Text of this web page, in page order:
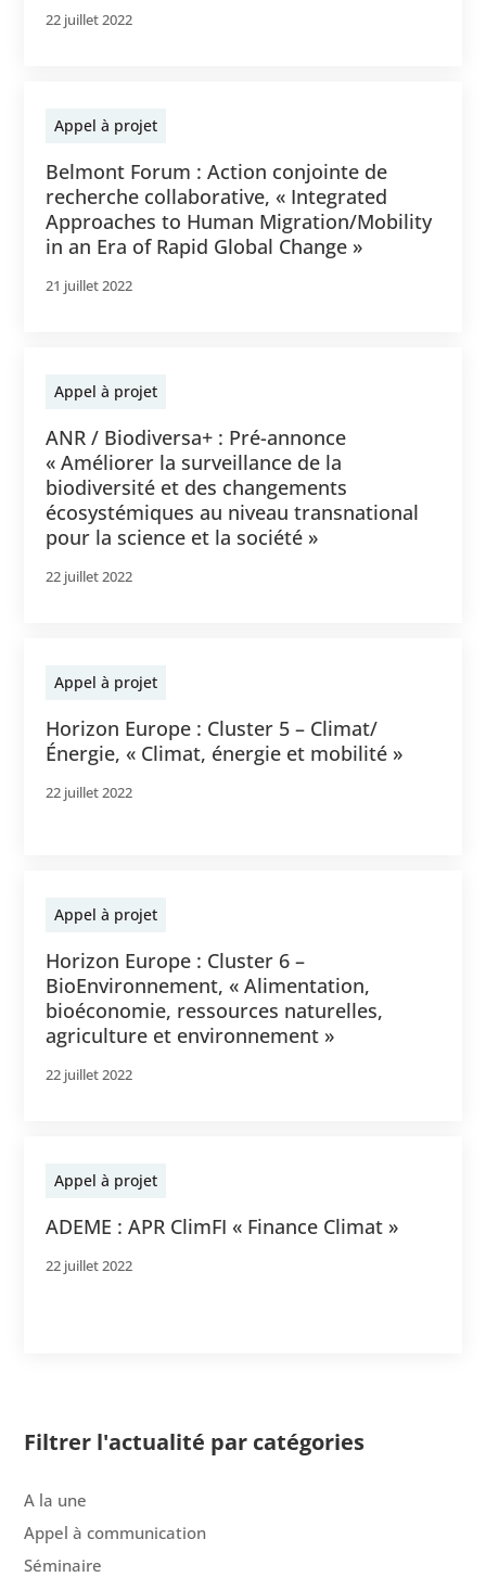
22 juillet 2022
Appel à projet
Belmont Forum : Action conjointe de
recherche collaborative, « Integrated
Approaches to Human Migration/Mobility
in an Era of Rapid Global Change »
21 juillet 2022
Appel à projet
ANR / Biodiversa+ : Pré-annonce
« Améliorer la surveillance de la
biodiversité et des changements
écosystémiques au niveau transnational
pour la science et la société »
22 juillet 2022
Appel à projet
Horizon Europe : Cluster 5 – Climat/
Énergie, « Climat, énergie et mobilité »
22 juillet 2022
Appel à projet
Horizon Europe : Cluster 6 –
BioEnvironnement, « Alimentation,
bioéconomie, ressources naturelles,
agriculture et environnement »
22 juillet 2022
Appel à projet
ADEME : APR ClimFI « Finance Climat »
22 juillet 2022
Filtrer l'actualité par catégories
A la une
Appel à communication
Séminaire